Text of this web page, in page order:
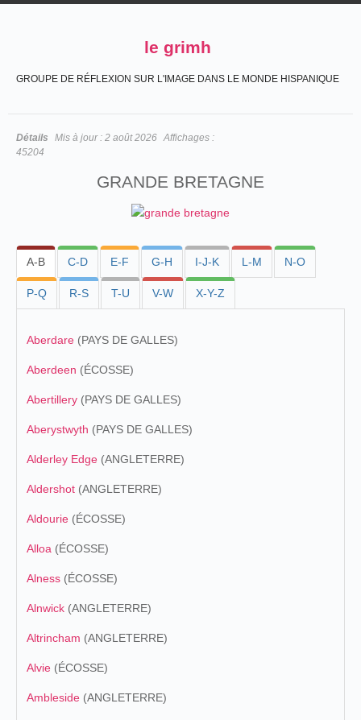
le grimh
GROUPE DE RÉFLEXION SUR L'IMAGE DANS LE MONDE HISPANIQUE
Détails Mis à jour : 2 août 2026 Affichages :
45204
GRANDE BRETAGNE
A-B C-D E-F G-H I-J-K L-M N-O
P-Q R-S T-U V-W X-Y-Z
Aberdare (PAYS DE GALLES)
Aberdeen (ÉCOSSE)
Abertillery (PAYS DE GALLES)
Aberystwyth (PAYS DE GALLES)
Alderley Edge (ANGLETERRE)
Aldershot (ANGLETERRE)
Aldourie (ÉCOSSE)
Alloa (ÉCOSSE)
Alness (ÉCOSSE)
Alnwick (ANGLETERRE)
Altrincham (ANGLETERRE)
Alvie (ÉCOSSE)
Ambleside (ANGLETERRE)